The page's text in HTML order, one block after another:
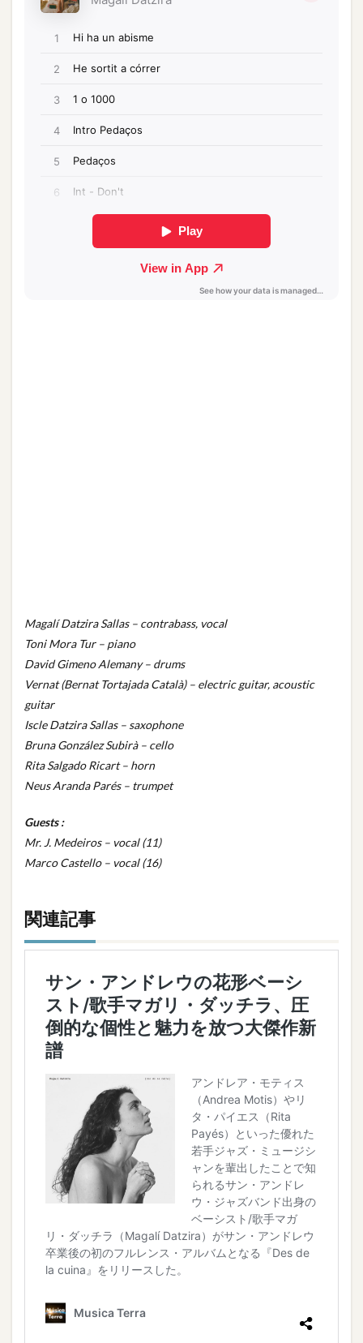
Magalí Datzira Sallas – contrabass, vocal
Toni Mora Tur – piano
David Gimeno Alemany – drums
Vernat (Bernat Tortajada Català) – electric guitar, acoustic
guitar
Iscle Datzira Sallas – saxophone
Bruna González Subirà – cello
Rita Salgado Ricart – horn
Neus Aranda Parés – trumpet
Guests :
Mr. J. Medeiros – vocal (11)
Marco Castello – vocal (16)
関連記事